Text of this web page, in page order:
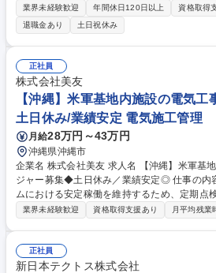
お任せします。現場の工程・品質・安全管理
衝など管理業務全般を担います。 具体的には、一都三県を基本エリアと
し、費用１０００万円以上の大規模な公共案
ける現場代理人として、工程・品質・安全管
への具体的な指示出しや会議運営、顧客折衝
ではなく管理に専念でき、官公庁への提出書
れています。メンバーとしてできる分野から
を目指せる環境です。 募集職種 【三郷市】官公庁メインの電気工事施工
管理／土日祝休み/元請け１００％
業界未経験歓迎 年間休日120日以上 資格取得
退職金あり
土日祝休み
正社員
株式会社美友
【沖縄】米軍基地内施設の電気
土日休み/業績安定 電気施工管理
月給28万円～43万円
沖縄県沖縄市
企業名 株式会社美友 求人名 【沖縄】米軍基地内施設の電気工事◆マネー
ジャー募集◆土日休み／業績安定◎ 仕事の内容 米軍基地内の電気システ
ムにおける安定稼働を維持するため、定期点
体統括をお任せします。■運営リソースの最
ジュールを立案。定められた期間内に業務を
■コスト・品質・コンプライアンス管理:予算
業界未経験歓迎 資格取得支援あり 月平均残業
正社員
新日本テクトス株式会社